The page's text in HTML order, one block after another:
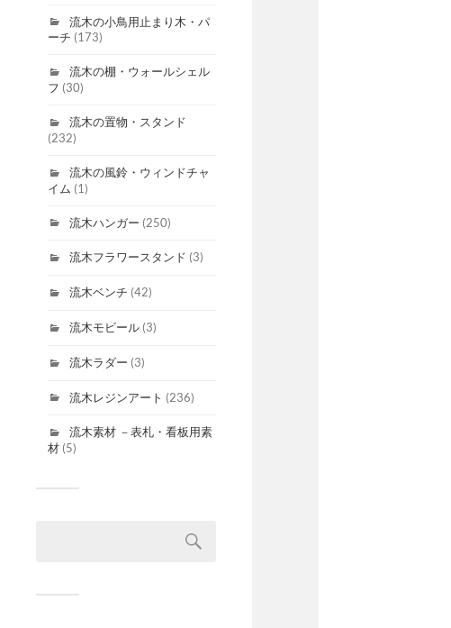
流木の小鳥用止まり木・パ
ーチ (173)
流木の棚・ウォールシェル
フ (30)
流木の置物・スタンド
(232)
流木の風鈴・ウィンドチャ
イム (1)
流木ハンガー (250)
流木フラワースタンド (3)
流木ベンチ (42)
流木モビール(3)
流木ラダー (3)
流木レジンアート (236)
流木素材 －表札・看板用素
材(5)